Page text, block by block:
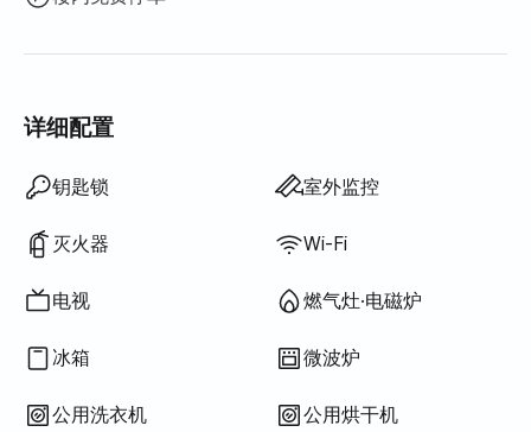
详细配置
钥匙锁 室外监控
灭火器 Wi-Fi
电视 燃气灶·电磁炉
冰箱 微波炉
公用洗衣机 公用烘干机
提供寝具
可加寝具
空调
不提供:
电子门锁
不提供:
保安室·保安
不提供:
洗衣机
不提供:
烘干机
不提供:
公用燃气灶·电磁炉
不提供:
公用冰箱
不提供:
公用微波炉
不提供:
锅炉（城市燃气）
不提供:
餐桌及椅子
不提供:
衣柜
不提供:
沙发
不提供:
办公桌
吹风机
沐浴露
洗发水·护发素
香皂
卫生纸
毛巾
百叶窗
洗衣液
洗洁精
抹布
百洁布
吸尘器
电热水壶
电饭煲
烹饪工具（菜板、刀、剪刀等）
锅具·平底锅
基本餐具（碗、杯等）
室外烧烤设施
挂衣架
矮餐桌
电热锅炉
晾衣架
不提供: 浴缸
不提供: 智能马桶盖
不提供: 过滤花洒
不提供: 牙刷
不提供: 牙膏
不提供: 床垫加垫·折叠床垫
不提供: 遮光窗帘
不提供: 扫帚
不提供: 衣物柔顺剂
不提供: 厨余垃圾袋
不提供: 垃圾袋
不提供: 电梯
不提供: 免费健身房
不提供: 游泳池
不提供: 免费公共桑拿
不提供: 水疗·按摩浴缸
不提供: 按摩浴缸·桧木浴
不提供: 露台
不提供: 沙发床
不提供: 电风扇
不提供: 煤油供暖
不提供: 液化石油气(LPG)
不提供: 可再生能源
不提供: 投影仪
不提供: 有线网络
不提供: 熨斗
不提供: 洗烘一体机